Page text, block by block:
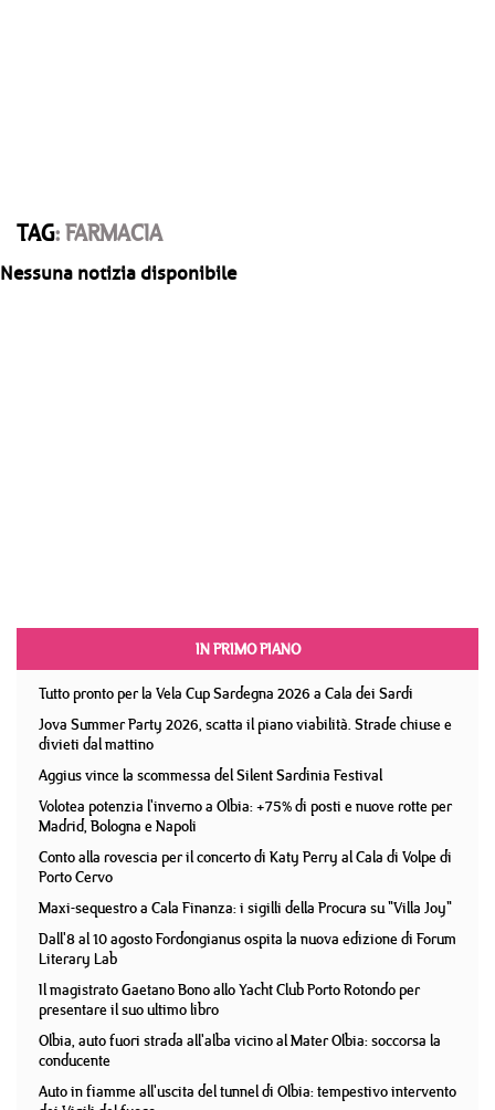
TAG: FARMACIA
Nessuna notizia disponibile
IN PRIMO PIANO
Tutto pronto per la Vela Cup Sardegna 2026 a Cala dei Sardi
Jova Summer Party 2026, scatta il piano viabilità. Strade chiuse e
divieti dal mattino
Aggius vince la scommessa del Silent Sardinia Festival
Volotea potenzia l'inverno a Olbia: +75% di posti e nuove rotte per
Madrid, Bologna e Napoli
Conto alla rovescia per il concerto di Katy Perry al Cala di Volpe di
Porto Cervo
Maxi-sequestro a Cala Finanza: i sigilli della Procura su "Villa Joy"
Dall'8 al 10 agosto Fordongianus ospita la nuova edizione di Forum
Literary Lab
Il magistrato Gaetano Bono allo Yacht Club Porto Rotondo per
presentare il suo ultimo libro
Olbia, auto fuori strada all'alba vicino al Mater Olbia: soccorsa la
conducente
Auto in fiamme all'uscita del tunnel di Olbia: tempestivo intervento